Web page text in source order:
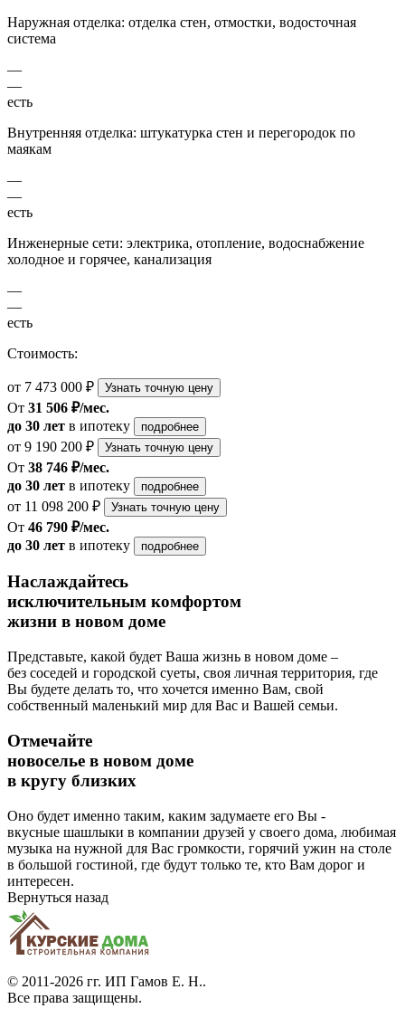
Наружная отделка: отделка стен, отмостки, водосточная
система
—
—
есть
Внутренняя отделка: штукатурка стен и перегородок по
маякам
—
—
есть
Инженерные сети: электрика, отопление, водоснабжение
холодное и горячее, канализация
—
—
есть
Стоимость:
от 7 473 000 ₽ Узнать точную цену
От 31 506 ₽/мес.
до 30 лет в ипотеку подробнее
от 9 190 200 ₽ Узнать точную цену
От 38 746 ₽/мес.
до 30 лет в ипотеку подробнее
от 11 098 200 ₽ Узнать точную цену
От 46 790 ₽/мес.
до 30 лет в ипотеку подробнее
Наслаждайтесь
исключительным комфортом
жизни в новом доме
Представьте, какой будет Ваша жизнь в новом доме –
без соседей и городской суеты, своя личная территория, где
Вы будете делать то, что хочется именно Вам, свой
собственный маленький мир для Вас и Вашей семьи.
Отмечайте
новоселье в новом доме
в кругу близких
Оно будет именно таким, каким задумаете его Вы -
вкусные шашлыки в компании друзей у своего дома, любимая
музыка на нужной для Вас громкости, горячий ужин на столе
в большой гостиной, где будут только те, кто Вам дорог и
интересен.
Вернуться назад
© 2011-2026 гг. ИП Гамов Е. Н..
Все права защищены.